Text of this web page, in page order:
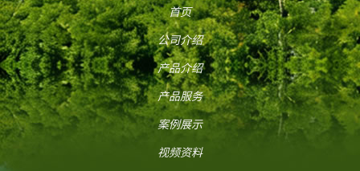
首页
公司介绍
产品介绍
产品服务
案例展示
视频资料